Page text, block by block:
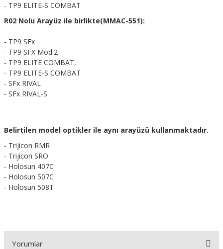
- TP9 ELITE-S COMBAT
R02 Nolu Arayüz ile birlikte(MMAC-551):
- TP9 SFx
- TP9 SFX Mod.2
- TP9 ELITE COMBAT,
- TP9 ELITE-S COMBAT
- SFx RIVAL
- SFx RIVAL-S
Belirtilen model optikler ile aynı arayüzü kullanmaktadır.
- Trijicon RMR
- Trijicon SRO
- Holosun 407C
- Holosun 507C
- Holosun 508T
Yorumlar